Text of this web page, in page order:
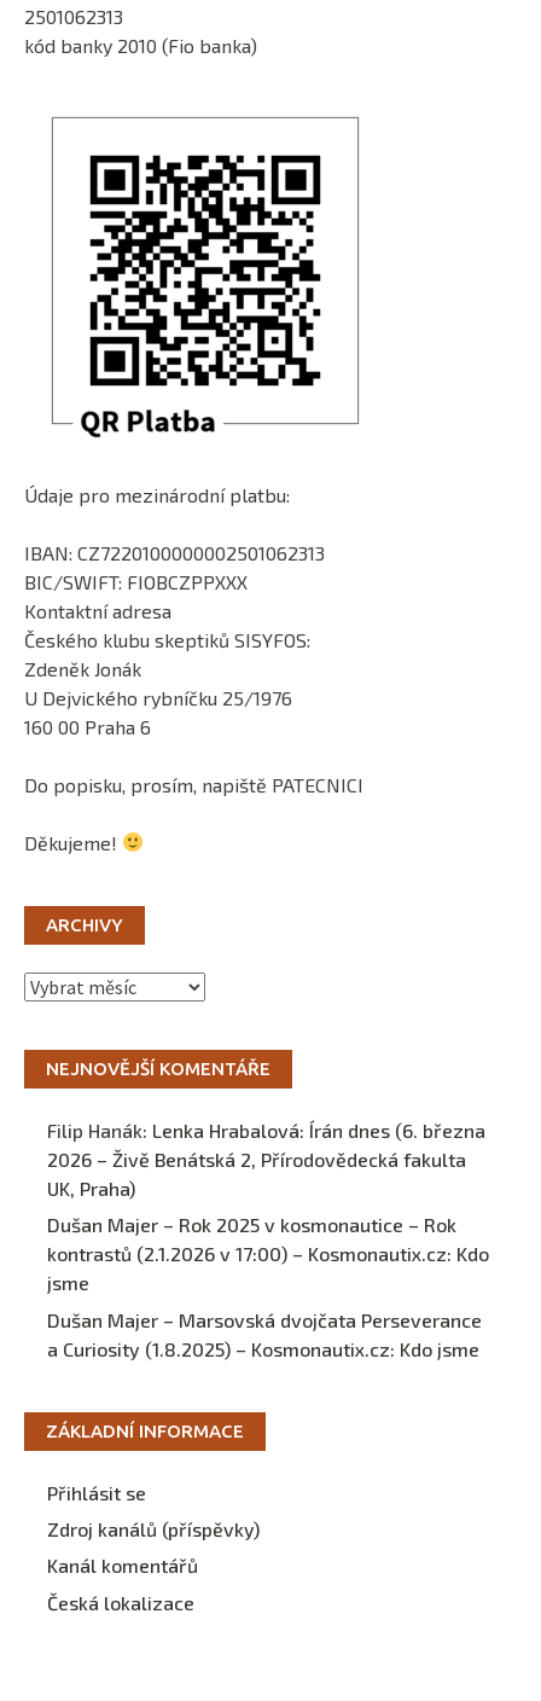
2501062313
kód banky 2010 (Fio banka)
Údaje pro mezinárodní platbu:
IBAN: CZ7220100000002501062313
BIC/SWIFT: FIOBCZPPXXX
Kontaktní adresa
Českého klubu skeptiků SISYFOS:
Zdeněk Jonák
U Dejvického rybníčku 25/1976
160 00 Praha 6
Do popisku, prosím, napiště PATECNICI
Děkujeme!
ARCHIVY
Archivy
NEJNOVĚJŠÍ KOMENTÁŘE
Filip Hanák: Lenka Hrabalová: Írán dnes (6. března
2026 – Živě Benátská 2, Přírodovědecká fakulta
UK, Praha)
Dušan Majer – Rok 2025 v kosmonautice – Rok
kontrastů (2.1.2026 v 17:00) – Kosmonautix.cz: Kdo
jsme
Dušan Majer – Marsovská dvojčata Perseverance
a Curiosity (1.8.2025) – Kosmonautix.cz: Kdo jsme
ZÁKLADNÍ INFORMACE
Přihlásit se
Zdroj kanálů (příspěvky)
Kanál komentářů
Česká lokalizace